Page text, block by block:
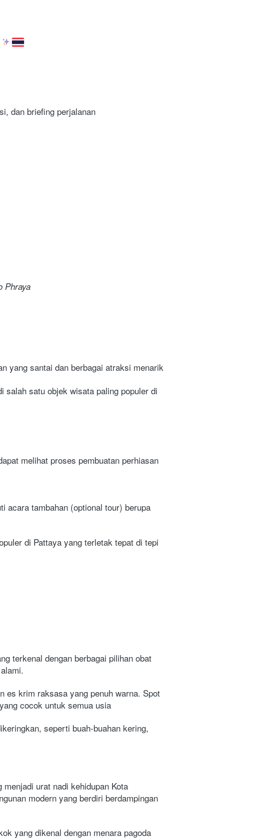
dan briefing perjalanan
Phraya
yang santai dan berbagai atraksi menarik
salah satu objek wisata paling populer di
melihat proses pembuatan perhiasan
acara tambahan (optional tour) berupa
di Pattaya yang terletak tepat di tepi
terkenal dengan berbagai pilihan obat
es krim raksasa yang penuh warna. Spot
cocok untuk semua usia
seperti buah-buahan kering,
urat nadi kehidupan Kota
modern yang berdiri berdampingan
yang dikenal dengan menara pagoda